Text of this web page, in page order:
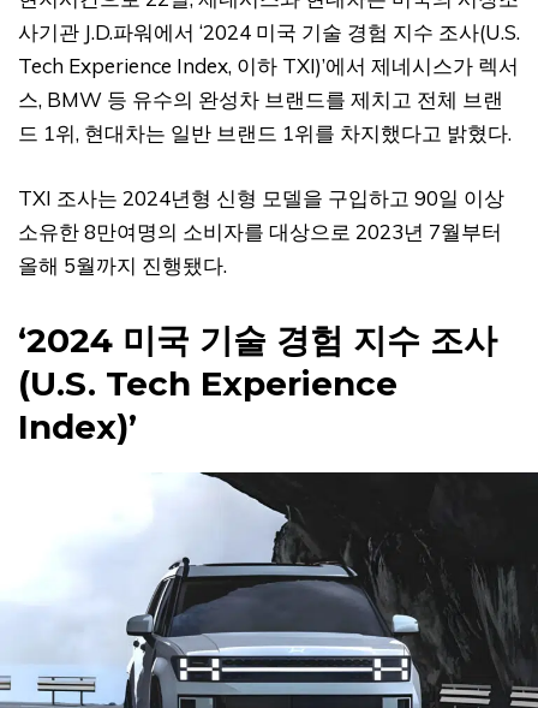
사기관 J.D.파워에서 ‘2024 미국 기술 경험 지수 조사(U.S.
Tech Experience Index, 이하 TXI)’에서 제네시스가 렉서
스, BMW 등 유수의 완성차 브랜드를 제치고 전체 브랜
드 1위, 현대차는 일반 브랜드 1위를 차지했다고 밝혔다.
TXI 조사는 2024년형 신형 모델을 구입하고 90일 이상
소유한 8만여명의 소비자를 대상으로 2023년 7월부터
올해 5월까지 진행됐다.
‘2024 미국 기술 경험 지수 조사
(U.S. Tech Experience
Index)’